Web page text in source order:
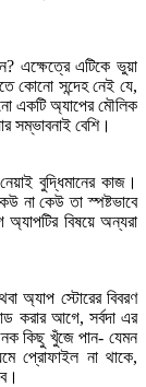
এক্ষেত্রে এটিকে ভুয়া
কোনো সন্দেহ নেই যে,
একটি অ্যাপের মৌলিক
সম্ভাবনাই বেশি।
বুদ্ধিমানের কাজ।
না কেউ তা স্পষ্টভাবে
বিষয়ে অন্যরা
অ্যাপ স্টোরের বিবরণ
করার আগে, সর্বদা এর
কিছু খুঁজে পান- যেমন
প্রোফাইল না থাকে,